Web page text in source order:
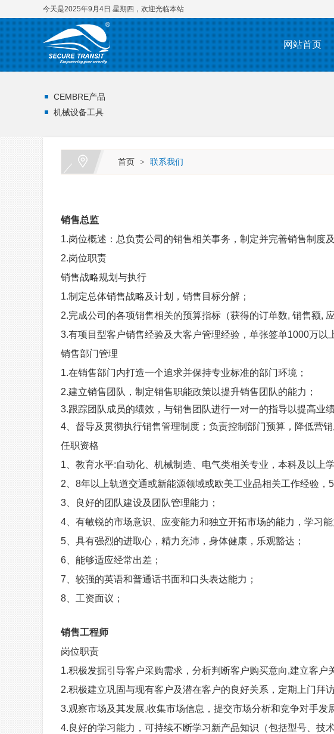
今天是2025年9月4日 星期四，欢迎光临本站
网站首页
CEMBRE产品
机械设备工具
首页 > 联系我们
销售总监
1.岗位概述：总负责公司的销售相关事务，制定并完善销售制度
2.岗位职责
销售战略规划与执行
1.制定总体销售战略及计划，销售目标分解；
2.完成公司的各项销售相关的预算指标（获得的订单数, 销售额,
3.有项目型客户销售经验及大客户管理经验，单张签单1000万以
销售部门管理
1.在销售部门内打造一个追求并保持专业标准的部门环境；
2.建立销售团队，制定销售职能政策以提升销售团队的能力；
3.跟踪团队成员的绩效，与销售团队进行一对一的指导以提高业
4、 督导及贯彻执行销售管理制度；负责控制部门预算，降低营销
任职资格
1、教育水平:自动化、机械制造、电气类相关专业，本科及以上
2、 8年以上轨道交通或新能源领域或欧美工业品相关工作经验，
3、
良好的团队建设及团队管理能力；
4、 有敏锐的市场意识、应变能力和独立开拓市场的能力，学习
5、 具有强烈的进取心，精力充沛，身体健康，乐观豁达；
6、能够适应经常出差；
7、较强的英语和普通话书面和口头表达能力；
8、工资面议；
销售工程师
岗位职责
1.积极发掘引导客户采购需求，分析判断客户购买意向,建立客
2.积极建立巩固与现有客户及潜在客户的良好关系，定期上门拜
3.观察市场及其发展,收集市场信息，提交市场分析和竞争对手
4.良好的学习能力，可持续不断学习新产品知识（包括型号、技